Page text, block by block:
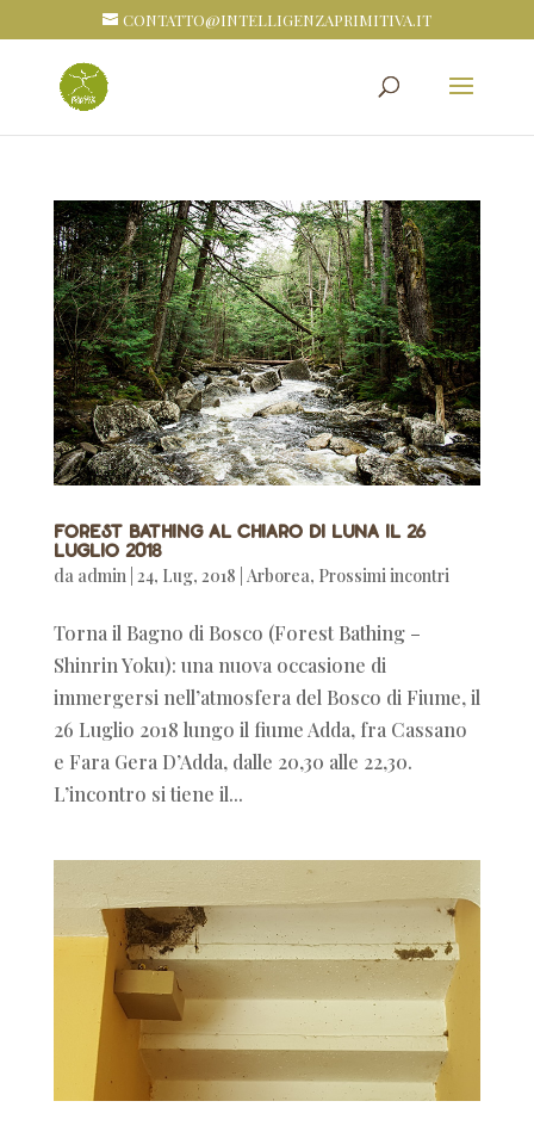
CONTATTO@INTELLIGENZAPRIMITIVA.IT
Forest bathing al chiaro di Luna il 26
Luglio 2018
da admin| 24, Lug, 2018 Arborea, Prossimi incontri
Torna il Bagno di Bosco (Forest Bathing –
Shinrin Yoku): una nuova occasione di
immergersi nell’atmosfera del Bosco di Fiume, il
26 Luglio 2018 lungo il fiume Adda, fra Cassano
e Fara Gera D’Adda, dalle 20,30 alle 22,30.
L’incontro si tiene il...